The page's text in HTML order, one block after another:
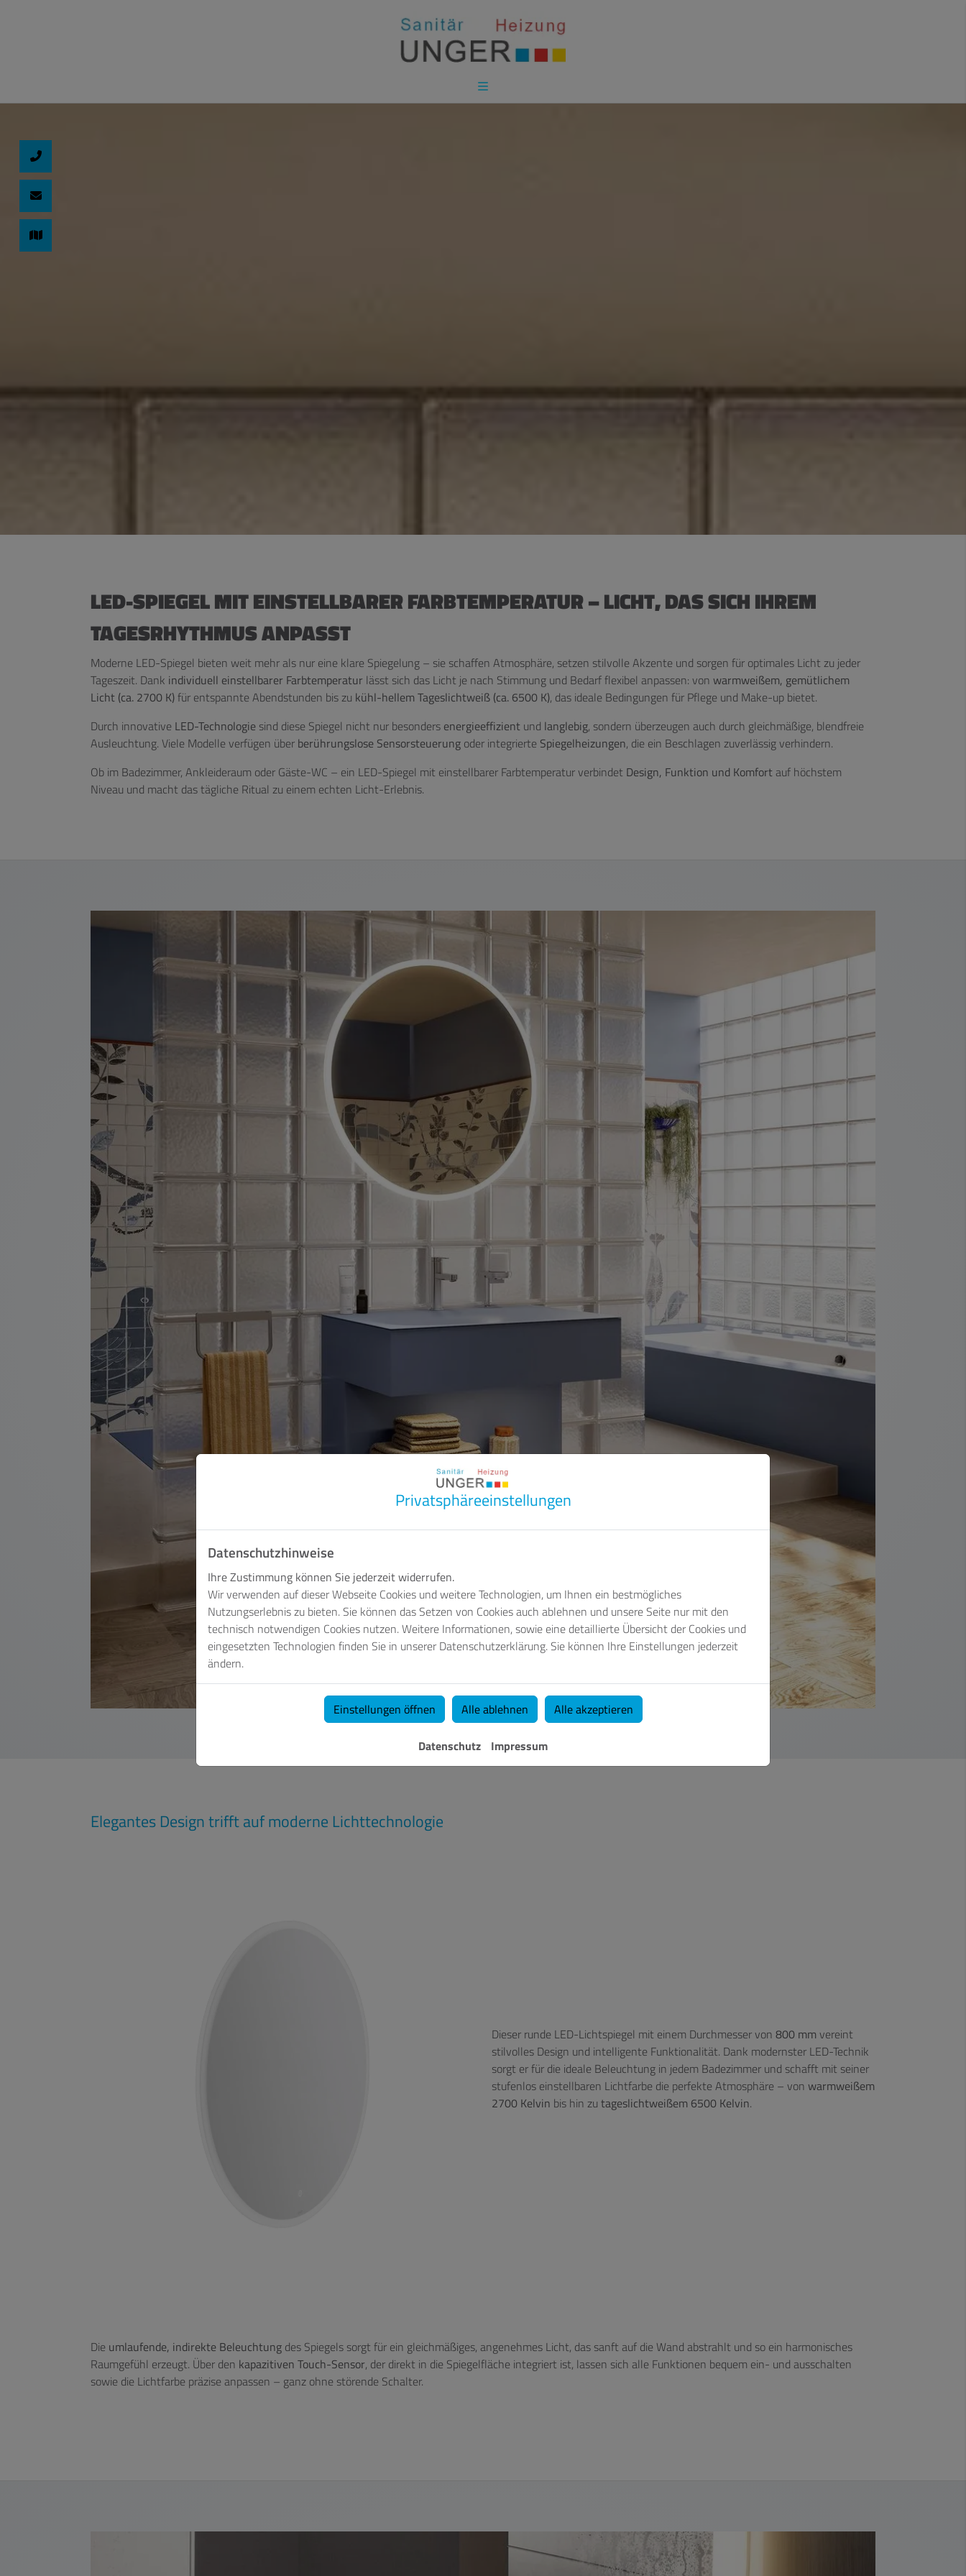
LED-SPIEGEL MIT EINSTELLBARER FARBTEMPERATUR – LICHT, DAS SICH IHREM
TAGESRHYTHMUS ANPASST
Moderne LED-Spiegel bieten weit mehr als nur eine klare Spiegelung – sie schaffen Atmosphäre, setzen stilvolle Akzente und sorgen für optimales Licht zu jeder
Tageszeit. Dank individuell einstellbarer Farbtemperatur lässt sich das Licht je nach Stimmung und Bedarf flexibel anpassen: von warmweißem, gemütlichem
Licht (ca. 2700 K)für entspannte Abendstunden bis zu kühl-hellem Tageslichtweiß (ca. 6500 K), das ideale Bedingungen für Pflege und Make-up bietet.
Durch innovative LED-Technologie sind diese Spiegel nicht nur besonders energieeffizient und langlebig, sondern überzeugen auch durch gleichmäßige, blendfreie
Ausleuchtung. Viele Modelle verfügen über berührungslose Sensorsteuerung oder integrierte Spiegelheizungen, die ein Beschlagen zuverlässig verhindern.
Ob im Badezimmer, Ankleideraum oder Gäste-WC – ein LED-Spiegel mit einstellbarer Farbtemperatur verbindet Design, Funktion und Komfort auf höchstem
Niveau und macht das tägliche Ritual zu einem echten Licht-Erlebnis.
Elegantes Design trifft auf moderne Lichttechnologie
Dieser runde LED-Lichtspiegel mit einem Durchmesser von 800 mmvereint
stilvolles Design und intelligente Funktionalität. Dank modernster LED-Technik
sorgt er für die ideale Beleuchtung in jedem Badezimmer und schafft mit seiner
stufenlos einstellbaren Lichtfarbe die perfekte Atmosphäre – von warmweißem
2700 Kelvin bis hin zu tageslichtweißem 6500 Kelvin.
Die umlaufende, indirekte Beleuchtung des Spiegels sorgt für ein gleichmäßiges, angenehmes Licht, das sanft auf die Wand abstrahlt und so ein harmonisches
Raumgefühl erzeugt. Über den kapazitiven Touch-Sensor, der direkt in die Spiegelfläche integriert ist, lassen sich alle Funktionen bequem ein- und ausschalten
sowie die Lichtfarbe präzise anpassen – ganz ohne störende Schalter.
Privatsphäre­einstellungen
Datenschutzhinweise
Ihre Zustimmung können Sie jederzeit widerrufen.
Wir verwenden auf dieser Webseite Cookies und weitere Technologien, um Ihnen ein bestmögliches
Nutzungserlebnis zu bieten. Sie können das Setzen von Cookies auch ablehnen und unsere Seite nur mit den
technisch notwendigen Cookies nutzen. Weitere Informationen, sowie eine detaillierte Übersicht der Cookies und
eingesetzten Technologien finden Sie in unserer Datenschutzerklärung. Sie können Ihre Einstellungen jederzeit
ändern.
Einstellungen öffnen Alle ablehnen Alle akzeptieren
Datenschutz Impressum